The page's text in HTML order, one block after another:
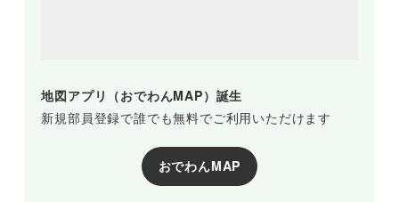
地図アプリ（おでわんMAP）誕生
新規部員登録で誰でも無料でご利用いただけます
おでわんMAP